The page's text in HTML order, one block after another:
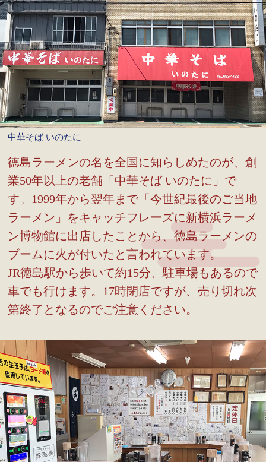
中華そば いのたに
徳島ラーメンの名を全国に知らしめたのが、創
業50年以上の老舗「中華そば いのたに」で
す。1999年から翌年まで「今世紀最後のご当地
ラーメン」をキャッチフレーズに新横浜ラーメ
ン博物館に出店したことから、徳島ラーメンの
ブームに火が付いたと言われています。
JR徳島駅から歩いて約15分、駐車場もあるので
車でも行けます。17時閉店ですが、売り切れ次
第終了となるのでご注意ください。